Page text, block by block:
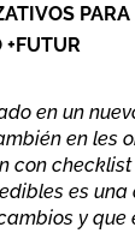
+FUTUR
en un
en les
con
es
y que